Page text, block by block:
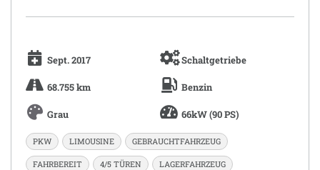
Sept. 2017 Schaltgetriebe
68.755 km Benzin
Grau 66kW (90 PS)
PKW LIMOUSINE GEBRAUCHTFAHRZEUG
FAHRBEREIT 4/5 TÜREN LAGERFAHRZEUG